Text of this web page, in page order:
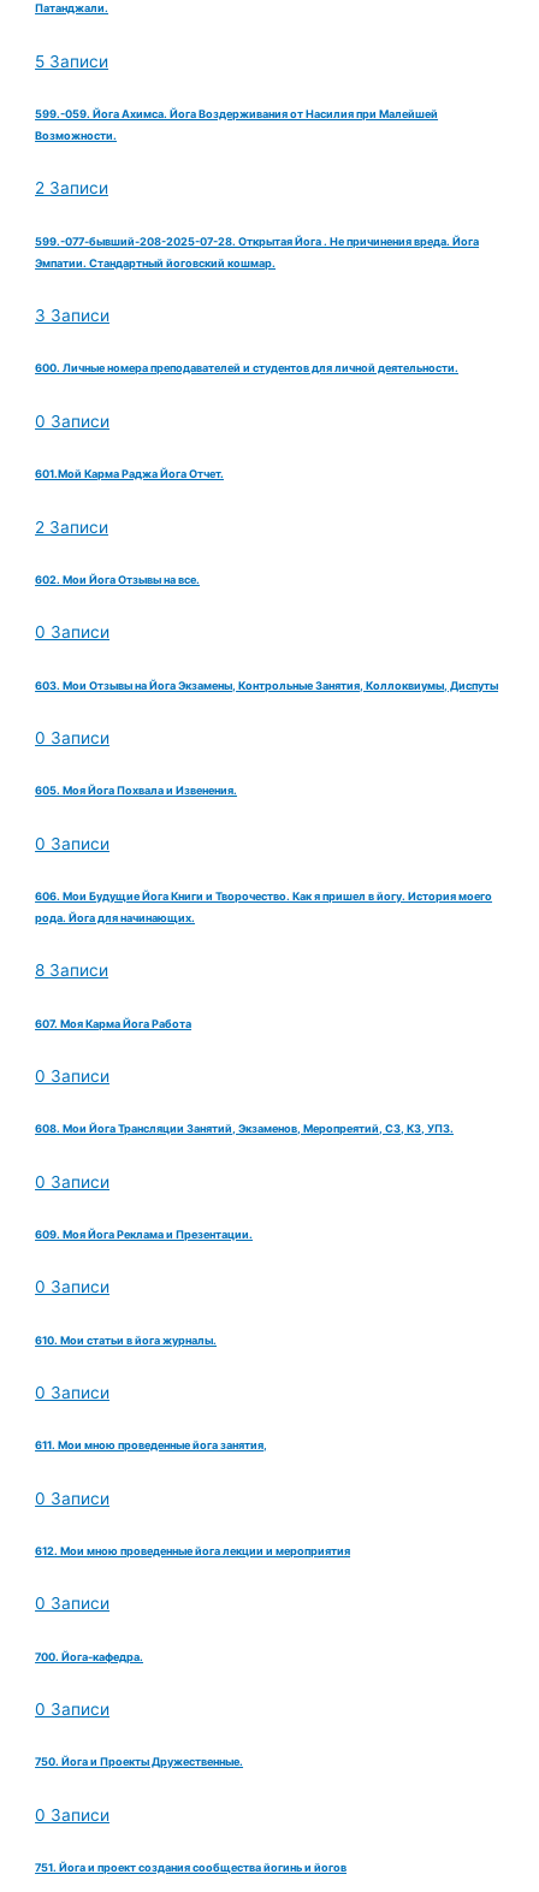
Патанджали.
5 Записи
599.-059. Йога Ахимса. Йога Воздерживания от Насилия при Малейшей
Возможности.
2 Записи
599.-077-бывший-208-2025-07-28. Открытая Йога . Не причинения вреда. Йога
Эмпатии. Стандартный йоговский кошмар.
3 Записи
600. Личные номера преподавателей и студентов для личной деятельности.
0 Записи
601.Мой Карма Раджа Йога Отчет.
2 Записи
602. Мои Йога Отзывы на все.
0 Записи
603. Мои Отзывы на Йога Экзамены, Контрольные Занятия, Коллоквиумы, Диспуты
0 Записи
605. Моя Йога Похвала и Извенения.
0 Записи
606. Мои Будущие Йога Книги и Творочество. Как я пришел в йогу. История моего
рода. Йога для начинающих.
8 Записи
607. Моя Карма Йога Работа
0 Записи
608. Мои Йога Трансляции Занятий, Экзаменов, Меропреятий, СЗ, КЗ, УПЗ.
0 Записи
609. Моя Йога Реклама и Презентации.
0 Записи
610. Мои статьи в йога журналы.
0 Записи
611. Мои мною проведенные йога занятия,
0 Записи
612. Мои мною проведенные йога лекции и мероприятия
0 Записи
700. Йога-кафедра.
0 Записи
750. Йога и Проекты Дружественные.
0 Записи
751. Йога и проект создания сообщества йогинь и йогов